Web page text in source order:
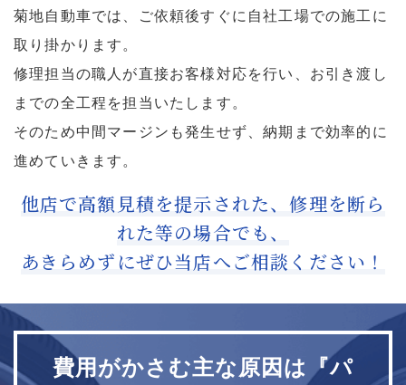
菊地自動車では、ご依頼後すぐに自社工場での施工に
取り掛かります。
修理担当の職人が直接お客様対応を行い、お引き渡し
までの全工程を担当いたします。
そのため中間マージンも発生せず、納期まで効率的に
進めていきます。
他店で高額見積を提示された、修理を断ら
れた等の場合でも、
あきらめずにぜひ当店へご相談ください！
費用がかさむ主な原因は『パ